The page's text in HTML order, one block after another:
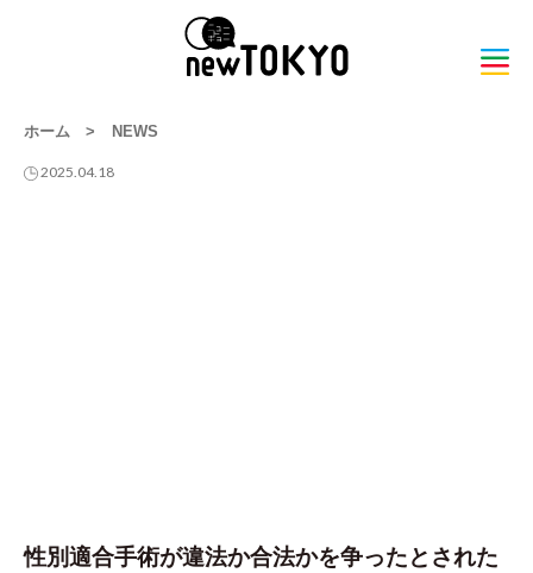
ホーム > NEWS
2025.04.18
性別適合手術が違法か合法かを争ったとされた